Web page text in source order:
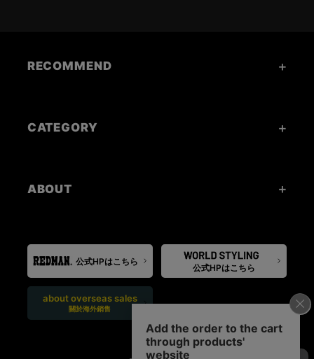
RECOMMEND
CATEGORY
ABOUT
公式HPはこちら
公式HPはこちら
about overseas sales
關於海外銷售